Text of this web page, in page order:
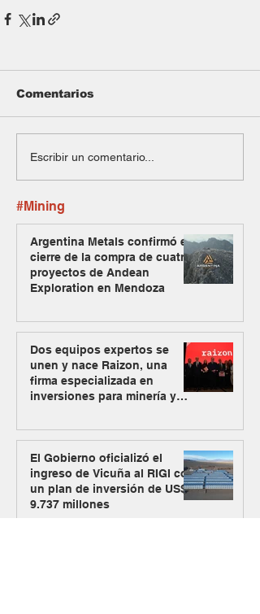
Comentarios
Escribir un comentario...
#Mining
Argentina Metals confirmó el
cierre de la compra de cuatro
proyectos de Andean
Exploration en Mendoza
Dos equipos expertos se
unen y nace Raizon, una
firma especializada en
inversiones para minería y
El Gobierno oficializó el
ingreso de Vicuña al RIGI con
un plan de inversión de US$
9.737 millones